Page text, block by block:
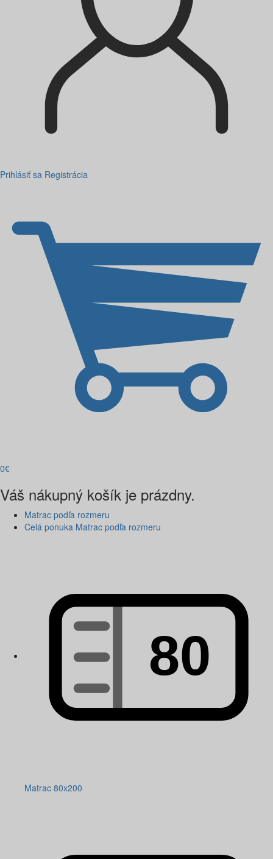
Prihlásiť sa Registrácia
0€
Váš nákupný košík je prázdny.
Matrac podľa rozmeru
Celá ponuka Matrac podľa rozmeru
Matrac 80x200